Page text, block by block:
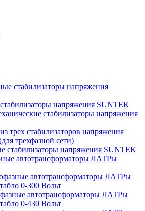
стабилизаторы напряжения
напряжения SUNTEK
стабилизаторы напряжения
трех стабилизаторов напряжения
трехфазной сети)
стабилизаторы напряжения SUNTEK
автотрансформаторы ЛАТРы
автотрансформаторы ЛАТРы
0-300 Вольт
автотрансформаторы ЛАТРы
0-430 Вольт